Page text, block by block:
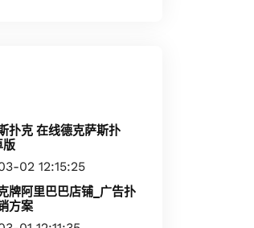
扑克 在线德克萨斯扑
版
02 12:15:25
牌阿里巴巴店铺_广告扑
方案